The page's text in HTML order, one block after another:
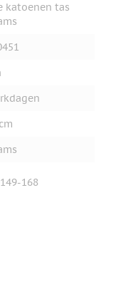
katoenen tas
168